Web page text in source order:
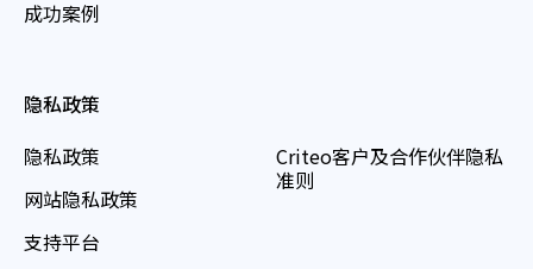
成功案例
隐私政策
隐私政策
网站隐私政策
支持平台
Criteo客户及合作伙伴隐私
准则